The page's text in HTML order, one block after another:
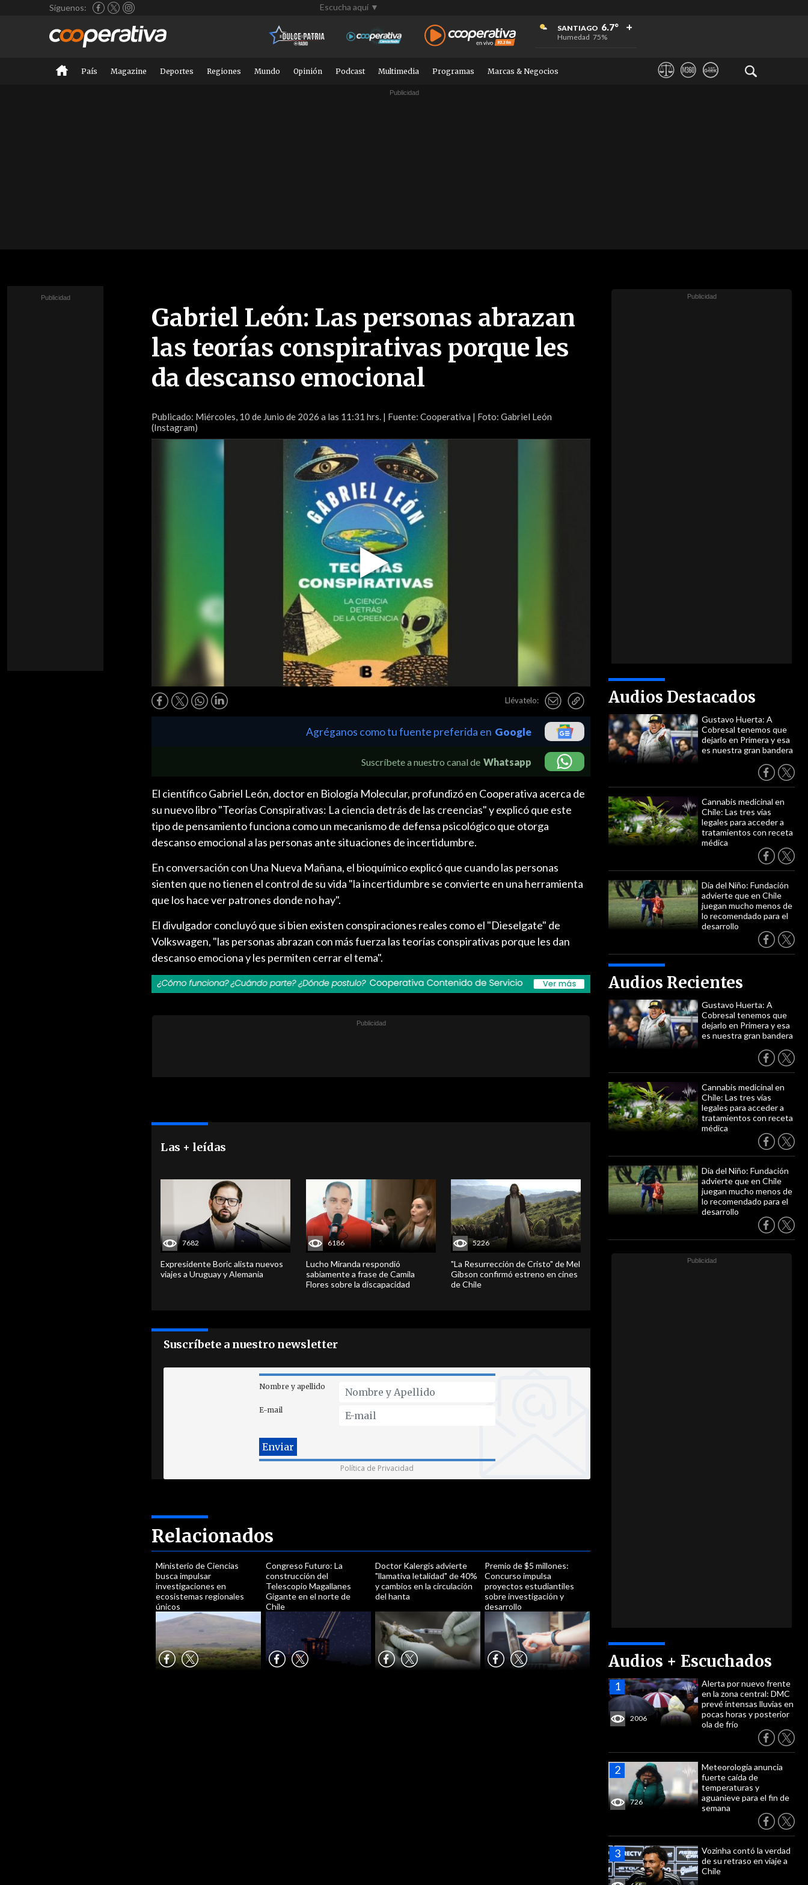
Síguenos: Escucha aquí ▼
SANTIAGO 6.7°
Humedad 75%
+
+
+
País Magazine Deportes Regiones Mundo Opinión Podcast Multimedia Programas Marcas & Negocios
Gabriel León: Las personas abrazan
las teorías conspirativas porque les
da descanso emocional
Publicado: Miércoles, 10 de Junio de 2026 a las 11:31 hrs. | Fuente: Cooperativa | Foto: Gabriel León
(Instagram)
Play
Video
Llévatelo: Audios Destacados
Gustavo Huerta: A
Cobresal tenemos que
dejarlo en Primera y esa
es nuestra gran bandera
Cannabis medicinal en
Chile: Las tres vías
legales para acceder a
tratamientos con receta
médica
Día del Niño: Fundación
advierte que en Chile
juegan mucho menos de
lo recomendado para el
desarrollo
Audios Recientes
Gustavo Huerta: A
Cobresal tenemos que
dejarlo en Primera y esa
es nuestra gran bandera
Cannabis medicinal en
Chile: Las tres vías
legales para acceder a
tratamientos con receta
médica
Día del Niño: Fundación
advierte que en Chile
juegan mucho menos de
lo recomendado para el
desarrollo
Audios + Escuchados
2006
Alerta por nuevo frente
en la zona central: DMC
prevé intensas lluvias en
pocas horas y posterior
ola de frío
726
Meteorología anuncia
fuerte caída de
temperaturas y
aguanieve para el fin de
semana
Vozinha contó la verdad
de su retraso en viaje a
Chile
Agréganos como tu fuente preferida en Google
Suscríbete a nuestro canal de Whatsapp
El científico Gabriel León, doctor en Biología Molecular, profundizó en Cooperativa acerca de
su nuevo libro "Teorías Conspirativas: La ciencia detrás de las creencias" y explicó que este
tipo de pensamiento funciona como un mecanismo de defensa psicológico que otorga
descanso emocional a las personas ante situaciones de incertidumbre.
En conversación con Una Nueva Mañana, el bioquímico explicó que cuando las personas
sienten que no tienen el control de su vida "la incertidumbre se convierte en una herramienta
que los hace ver patrones donde no hay".
El divulgador concluyó que si bien existen conspiraciones reales como el "Dieselgate" de
Volkswagen, "las personas abrazan con más fuerza las teorías conspirativas porque les dan
descanso emociona y les permiten cerrar el tema".
Las + leídas
7682
Expresidente Boric alista nuevos
viajes a Uruguay y Alemania
6186
Lucho Miranda respondió
sabiamente a frase de Camila
Flores sobre la discapacidad
5226
"La Resurrección de Cristo" de Mel
Gibson confirmó estreno en cines
de Chile
Suscríbete a nuestro newsletter
Nombre y apellido
E-mail
Política de Privacidad
Relacionados
Ministerio de Ciencias
busca impulsar
investigaciones en
ecosistemas regionales
únicos
Congreso Futuro: La
construcción del
Telescopio Magallanes
Gigante en el norte de
Chile
Doctor Kalergis advierte
"llamativa letalidad" de 40%
y cambios en la circulación
del hanta
Premio de $5 millones:
Concurso impulsa
proyectos estudiantiles
sobre investigación y
desarrollo